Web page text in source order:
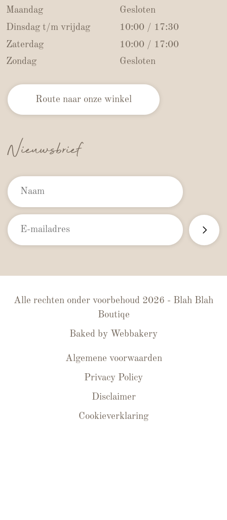
Maandag
Gesloten
Dinsdag t/m vrijdag
10:00 / 17:30
Zaterdag
10:00 / 17:00
Zondag
Gesloten
Route naar onze winkel
Nieuwsbrief
Alle rechten onder voorbehoud 2026 - Blah Blah
Boutiqe
Baked by Webbakery
Algemene voorwaarden
Privacy Policy
Disclaimer
Cookieverklaring